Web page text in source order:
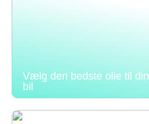
Vælg den bedste olie til din
bil